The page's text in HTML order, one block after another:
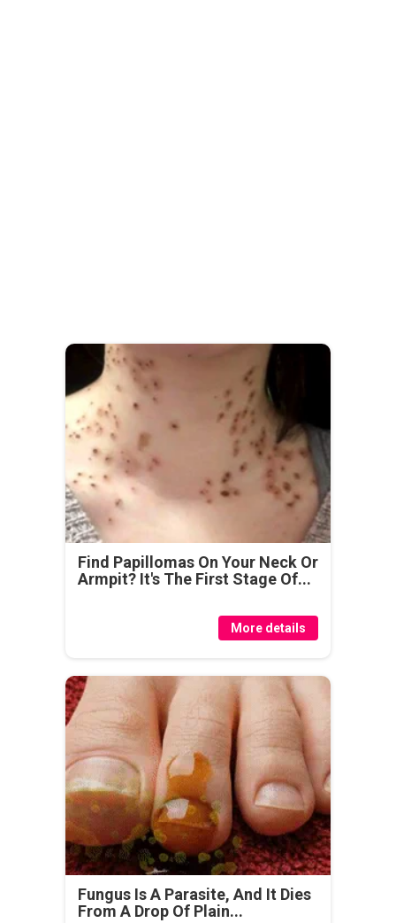
Find Papillomas On Your Neck Or
Armpit? It's The First Stage Of...
More details
Fungus Is A Parasite, And It Dies
From A Drop Of Plain...